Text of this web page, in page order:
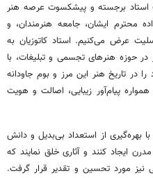
استاد برجسته و پیشکسوت عرصه هنر
محترم ایشان، جامعه هنرمندان، و
عرض می‌کنیم. استاد کاتوزیان به
در حوزه هنرهای تجسمی و تبلیغات، با
را در تاریخ هنر این مرز و بوم جاودانه
پیام‌آور زیبایی، اصالت و هویت
بهره‌گیری از استعداد بی‌بدیل و دانش
ایجاد کنند و آثاری خلق نمایند که
نیز مورد تحسین و تقدیر قرار گرفت.